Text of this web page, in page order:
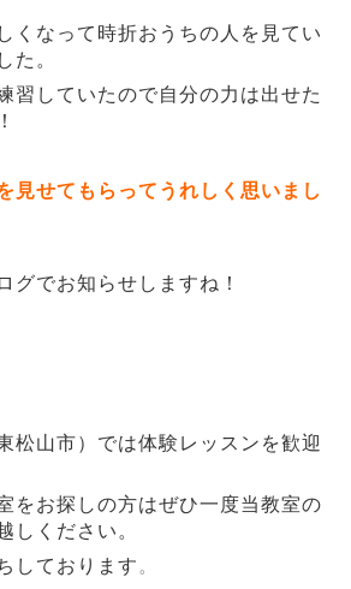
くなって時折おうちの人を見てい
た。
習していたので自分の力は出せた
見せてもらってうれしく思いまし
グでお知らせしますね！
松山市）では体験レッスンを歓迎
をお探しの方はぜひ一度当教室の
しください。
しております 。